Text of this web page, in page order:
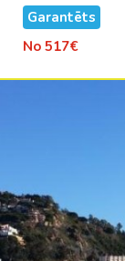
Garantēts
No 517€